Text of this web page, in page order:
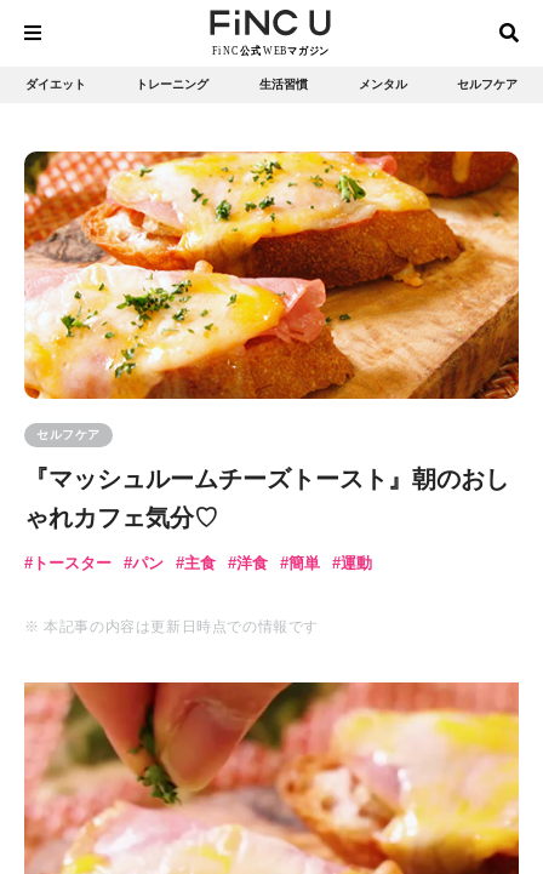
ダイエット トレーニング 生活習慣 メンタル セルフケア
セルフケア
『マッシュルームチーズトースト』朝のおし
ゃれカフェ気分♡
トースター パン 主食 洋食 簡単 運動
※ 本記事の内容は更新日時点での情報です
動
画
プ
ー
ヤ
ー